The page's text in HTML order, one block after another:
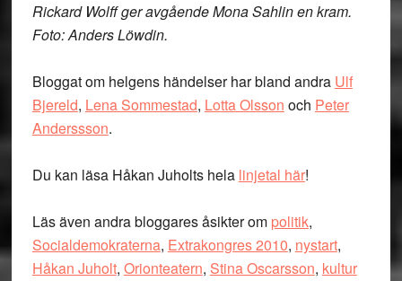
Rickard Wolff ger avgående Mona Sahlin en kram.
Foto: Anders Löwdin.
Bloggat om helgens händelser har bland andra Ulf
Bjereld, Lena Sommestad, Lotta Olsson och Peter
Anderssson.
Du kan läsa Håkan Juholts hela linjetal här!
Läs även andra bloggares åsikter om politik,
Socialdemokraterna, Extrakongres 2010, nystart,
Håkan Juholt, Orionteatern, Stina Oscarsson, kultur